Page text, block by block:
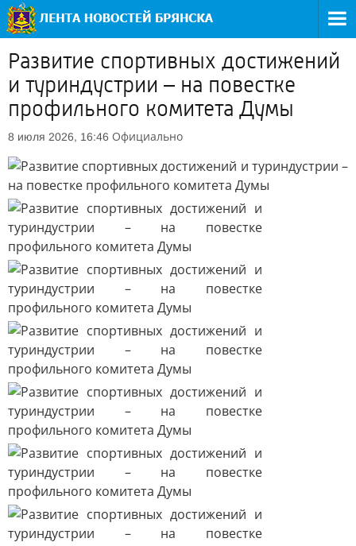
Развитие спортивных достижений
и туриндустрии – на повестке
профильного комитета Думы
8 июля 2026, 16:46 Официально